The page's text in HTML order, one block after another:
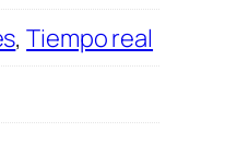
,Tiempo real